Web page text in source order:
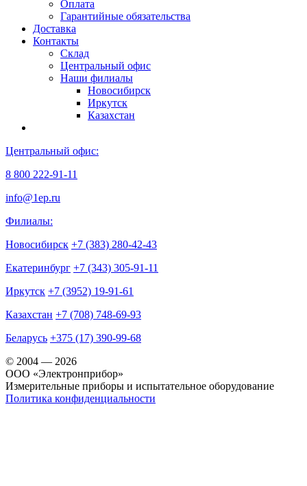
Оплата
Гарантийные обязательства
Доставка
Контакты
Склад
Центральный офис
Наши филиалы
Новосибирск
Иркутск
Казахстан
Центральный офис:
8 800 222-91-11
info@1ep.ru
Филиалы:
Новосибирск +7 (383) 280-42-43
Екатеринбург +7 (343) 305-91-11
Иркутск +7 (3952) 19-91-61
Казахстан +7 (708) 748-69-93
Беларусь +375 (17) 390-99-68
© 2004 — 2026
OOO «Электронприбор»
Измерительные приборы и испытательное оборудование
Политика конфиденциальности